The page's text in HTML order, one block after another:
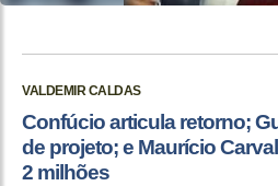
VALDEMIR CALDAS
Confúcio articula retorno;
de projeto; e Maurício
2 milhões